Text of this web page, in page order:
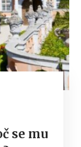
se mu